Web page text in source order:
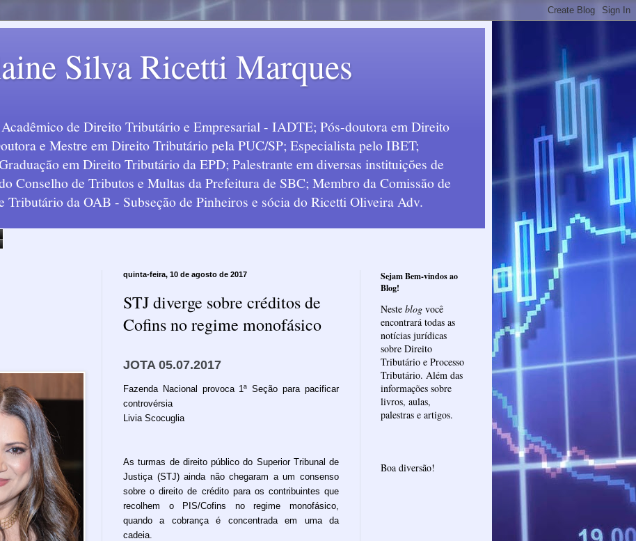
Silva Ricetti Marques
de Direito Tributário e Empresarial - IADTE; Pós-doutora em Direito
e Mestre em Direito Tributário pela PUC/SP; Especialista pelo IBET;
em Direito Tributário da EPD; Palestrante em diversas instituições de
Conselho de Tributos e Multas da Prefeitura de SBC; Membro da Comissão de
Tributário da OAB - Subseção de Pinheiros e sócia do Ricetti Oliveira Adv.
quinta-feira, 10 de agosto de 2017
STJ diverge sobre créditos de
Cofins no regime monofásico
JOTA 05.07.2017
Fazenda Nacional provoca 1ª Seção para pacificar
controvérsia
Livia Scocuglia
As turmas de direito público do Superior Tribunal de
Justiça (STJ) ainda não chegaram a um consenso
sobre o direito de crédito para os contribuintes que
recolhem o PIS/Cofins no regime monofásico,
quando a cobrança é concentrada em uma da
cadeia.
Sejam Bem-vindos ao
Blog!
Neste blog você
encontrará todas as
notícias jurídicas
sobre Direito
Tributário e Processo
Tributário. Além das
informações sobre
livros, aulas,
palestras e artigos.
Boa diversão!